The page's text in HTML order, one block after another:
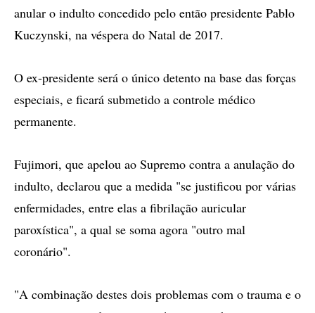
anular o indulto concedido pelo então presidente Pablo
Kuczynski, na véspera do Natal de 2017.
O ex-presidente será o único detento na base das forças
especiais, e ficará submetido a controle médico
permanente.
Fujimori, que apelou ao Supremo contra a anulação do
indulto, declarou que a medida "se justificou por várias
enfermidades, entre elas a fibrilação auricular
paroxística", a qual se soma agora "outro mal
coronário".
"A combinação destes dois problemas com o trauma e o